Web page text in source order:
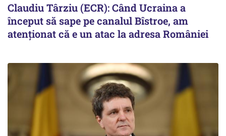
Claudiu Târziu (ECR): Când Ucraina a
început să sape pe canalul Bîstroe, am
atenționat că e un atac la adresa României